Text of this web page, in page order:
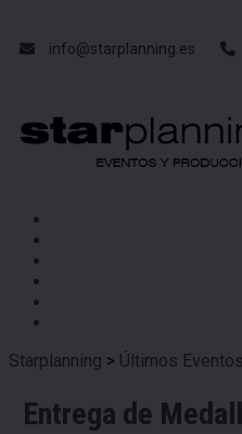
info@starplanning.es
Starplanning > Últimos Eventos
Entrega de